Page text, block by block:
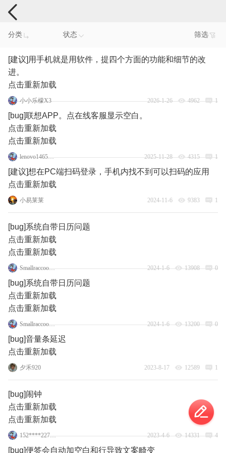
手机反馈
分类 状态 筛选
[建议]用手机就是用软件，提四个方面的功能和细节的改
进。
点击重新加载
小小乐檬X3 2026-1-26 4962 1
[bug]联想APP。点在线客服显示空白。
点击重新加载
点击重新加载
lenovo146523369 2025-11-28 4315 1
[建议]想在PC端扫码登录，手机内找不到可以扫码的应用
点击重新加载
小易莱莱 2024-11-6 9383 1
[bug]系统自带日历问题
点击重新加载
点击重新加载
SmallraccoonMr 2024-1-6 13908 0
[bug]系统自带日历问题
点击重新加载
点击重新加载
SmallraccoonMr 2024-1-6 13200 0
[bug]音量条延迟
点击重新加载
夕禾920 2023-8-17 12589 1
[bug]闹钟
点击重新加载
点击重新加载
152****2275_14 2023-4-6 14331 4
[bug]便签会自动加空白和行导致文案畸变